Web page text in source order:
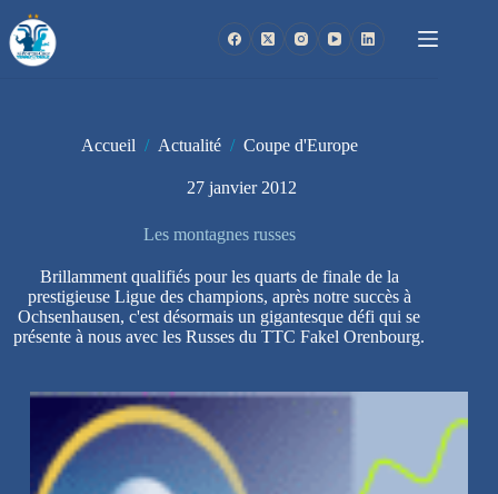
au
contenu
Accueil / Actualité / Coupe d'Europe
27 janvier 2012
Les montagnes russes
Brillamment qualifiés pour les quarts de finale de la
prestigieuse Ligue des champions, après notre succès à
Ochsenhausen, c'est désormais un gigantesque défi qui se
présente à nous avec les Russes du TTC Fakel Orenbourg.